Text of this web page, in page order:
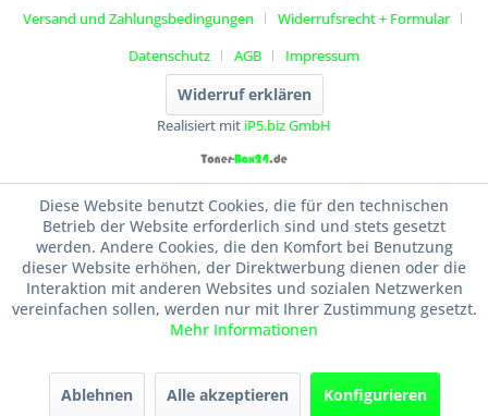
Versand und Zahlungsbedingungen
Widerrufsrecht + Formular
Datenschutz
AGB Impressum
Widerruf erklären
Realisiert mit iP5.biz GmbH
Diese Website benutzt Cookies, die für den technischen
Betrieb der Website erforderlich sind und stets gesetzt
werden. Andere Cookies, die den Komfort bei Benutzung
dieser Website erhöhen, der Direktwerbung dienen oder die
Interaktion mit anderen Websites und sozialen Netzwerken
vereinfachen sollen, werden nur mit Ihrer Zustimmung gesetzt.
Mehr Informationen
Ablehnen Alle akzeptieren Konfigurieren